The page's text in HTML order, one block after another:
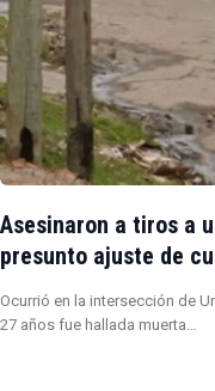
Asesinaron a tiros a
presunto ajuste de
Ocurrió en la intersección de
27 años fue hallada muerta…